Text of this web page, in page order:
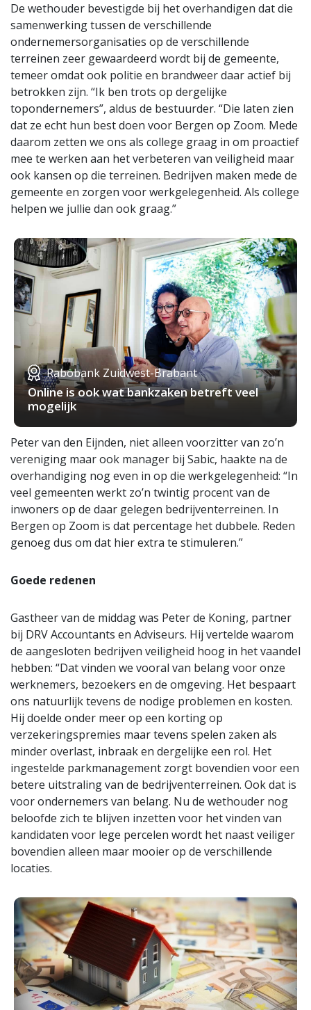
De wethouder bevestigde bij het overhandigen dat die
samenwerking tussen de verschillende
ondernemersorganisaties op de verschillende
terreinen zeer gewaardeerd wordt bij de gemeente,
temeer omdat ook politie en brandweer daar actief bij
betrokken zijn. “Ik ben trots op dergelijke
topondernemers”, aldus de bestuurder. “Die laten zien
dat ze echt hun best doen voor Bergen op Zoom. Mede
daarom zetten we ons als college graag in om proactief
mee te werken aan het verbeteren van veiligheid maar
ook kansen op die terreinen. Bedrijven maken mede de
gemeente en zorgen voor werkgelegenheid. Als college
helpen we jullie dan ook graag.”
Rabobank Zuidwest-Brabant
Online is ook wat bankzaken betreft veel
mogelijk
Peter van den Eijnden, niet alleen voorzitter van zo’n
vereniging maar ook manager bij Sabic, haakte na de
overhandiging nog even in op die werkgelegenheid: “In
veel gemeenten werkt zo’n twintig procent van de
inwoners op de daar gelegen bedrijventerreinen. In
Bergen op Zoom is dat percentage het dubbele. Reden
genoeg dus om dat hier extra te stimuleren.”
Goede redenen
Gastheer van de middag was Peter de Koning, partner
bij DRV Accountants en Adviseurs. Hij vertelde waarom
de aangesloten bedrijven veiligheid hoog in het vaandel
hebben: “Dat vinden we vooral van belang voor onze
werknemers, bezoekers en de omgeving. Het bespaart
ons natuurlijk tevens de nodige problemen en kosten.
Hij doelde onder meer op een korting op
verzekeringspremies maar tevens spelen zaken als
minder overlast, inbraak en dergelijke een rol. Het
ingestelde parkmanagement zorgt bovendien voor een
betere uitstraling van de bedrijventerreinen. Ook dat is
voor ondernemers van belang. Nu de wethouder nog
beloofde zich te blijven inzetten voor het vinden van
kandidaten voor lege percelen wordt het naast veiliger
bovendien alleen maar mooier op de verschillende
locaties.